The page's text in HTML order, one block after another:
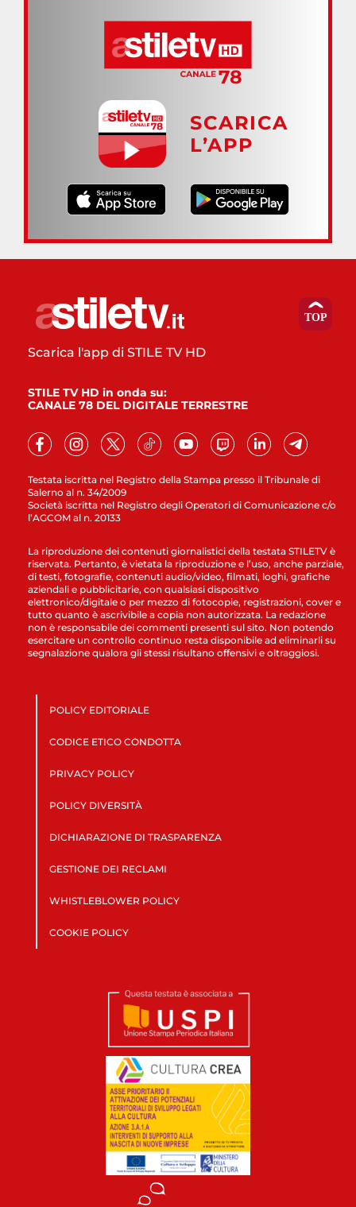
SCARICA
L’APP
Testata iscritta nel Registro della Stampa presso il Tribunale di
Salerno al n. 34/2009
Società iscritta nel Registro degli Operatori di Comunicazione c/o
l’AGCOM al n. 20133
Scarica l'app di STILE TV HD
STILE TV HD in onda su:
CANALE 78 DEL DIGITALE TERRESTRE
La riproduzione dei contenuti giornalistici della testata STILETV è
riservata. Pertanto, è vietata la riproduzione e l’uso, anche parziale,
di testi, fotografie, contenuti audio/video, filmati, loghi, grafiche
aziendali e pubblicitarie, con qualsiasi dispositivo
elettronico/digitale o per mezzo di fotocopie, registrazioni, cover e
tutto quanto è ascrivibile a copia non autorizzata. La redazione
non è responsabile dei commenti presenti sul sito. Non potendo
esercitare un controllo continuo resta disponibile ad eliminarli su
segnalazione qualora gli stessi risultano offensivi e oltraggiosi.
POLICY EDITORIALE
CODICE ETICO CONDOTTA
PRIVACY POLICY
POLICY DIVERSITÀ
DICHIARAZIONE DI TRASPARENZA
GESTIONE DEI RECLAMI
WHISTLEBLOWER POLICY
COOKIE POLICY